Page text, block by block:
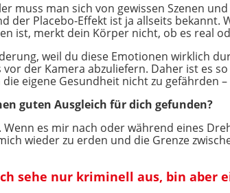
muss man sich von gewissen Szenen
der Placebo-Effekt ist ja allseits bekannt.
ist, merkt dein Körper nicht, ob es real
weil du diese Emotionen wirklich
der Kamera abzuliefern. Daher ist es
eigene Gesundheit nicht zu gefährden
guten Ausgleich für dich gefunden?
Wenn es mir nach oder während eines
wieder zu erden und die Grenze
sehe nur kriminell aus, bin aber